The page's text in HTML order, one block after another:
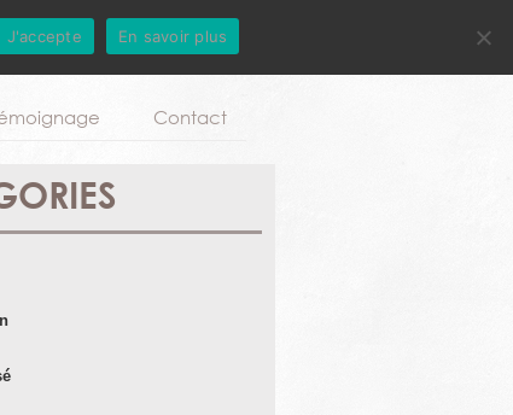
Aller au contenu principal
Contact
J'accepte En savoir plus